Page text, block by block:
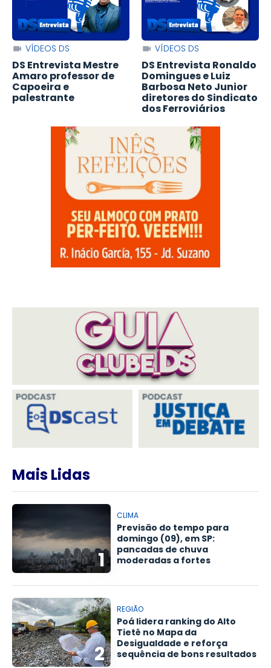
VÍDEOS DS
DS Entrevista Mestre
Amaro professor de
Capoeira e
palestrante
VÍDEOS DS
DS Entrevista Ronaldo
Domingues e Luiz
Barbosa Neto Junior
diretores do Sindicato
dos Ferroviários
Mais Lidas
1
CLIMA
Previsão do tempo para
domingo (09), em SP:
pancadas de chuva
moderadas a fortes
2
REGIÃO
Poá lidera ranking do Alto
Tietê no Mapa da
Desigualdade e reforça
sequência de bons resultados